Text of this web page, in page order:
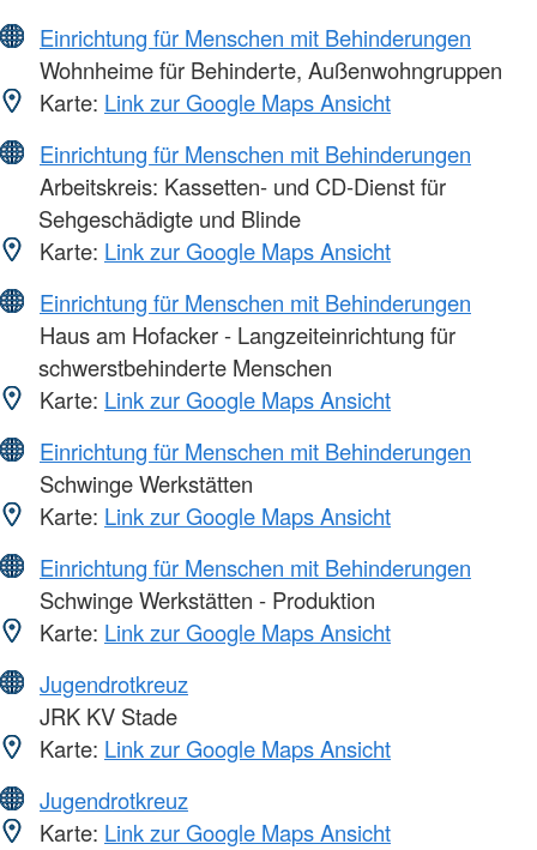
Einrichtung für Menschen mit Behinderungen
Wohnheime für Behinderte, Außenwohngruppen
Karte: Link zur Google Maps Ansicht
Einrichtung für Menschen mit Behinderungen
Arbeitskreis: Kassetten- und CD-Dienst für
Sehgeschädigte und Blinde
Karte: Link zur Google Maps Ansicht
Einrichtung für Menschen mit Behinderungen
Haus am Hofacker - Langzeiteinrichtung für
schwerstbehinderte Menschen
Karte: Link zur Google Maps Ansicht
Einrichtung für Menschen mit Behinderungen
Schwinge Werkstätten
Karte: Link zur Google Maps Ansicht
Einrichtung für Menschen mit Behinderungen
Schwinge Werkstätten - Produktion
Karte: Link zur Google Maps Ansicht
Jugendrotkreuz
JRK KV Stade
Karte: Link zur Google Maps Ansicht
Jugendrotkreuz
Karte: Link zur Google Maps Ansicht